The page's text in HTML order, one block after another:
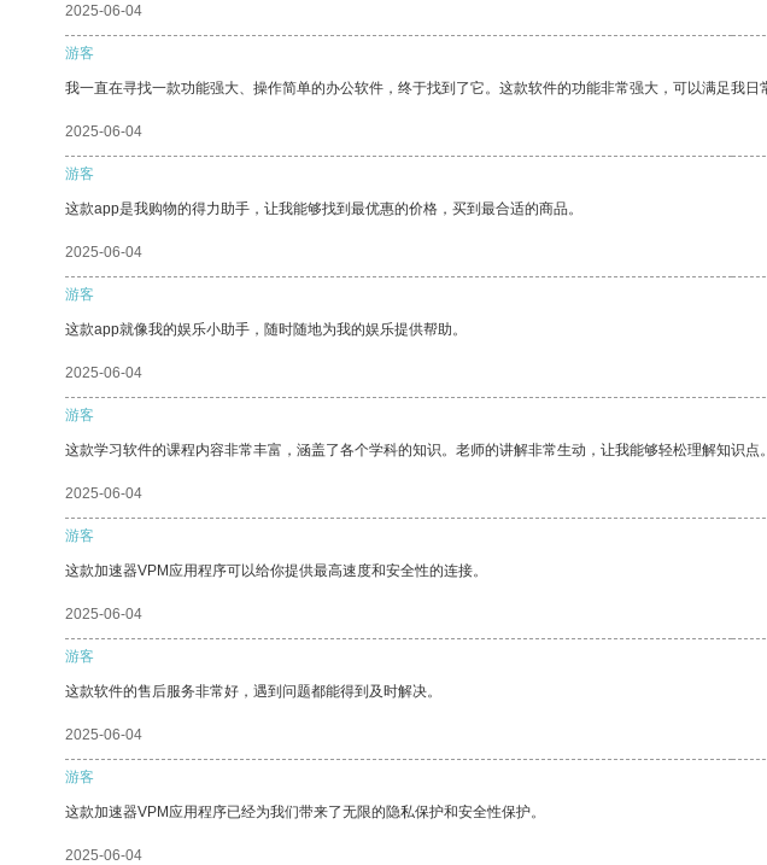
2025-06-04
游客
我一直在寻找一款功能强大、操作简单的办公软件，终于找到了它。这款软件的功能非常强大，可以满足我日
2025-06-04
游客
这款app是我购物的得力助手，让我能够找到最优惠的价格，买到最合适的商品。
2025-06-04
游客
这款app就像我的娱乐小助手，随时随地为我的娱乐提供帮助。
2025-06-04
游客
这款学习软件的课程内容非常丰富，涵盖了各个学科的知识。老师的讲解非常生动，让我能够轻松理解知识点。
2025-06-04
游客
这款加速器VPM应用程序可以给你提供最高速度和安全性的连接。
2025-06-04
游客
这款软件的售后服务非常好，遇到问题都能得到及时解决。
2025-06-04
游客
这款加速器VPM应用程序已经为我们带来了无限的隐私保护和安全性保护。
2025-06-04